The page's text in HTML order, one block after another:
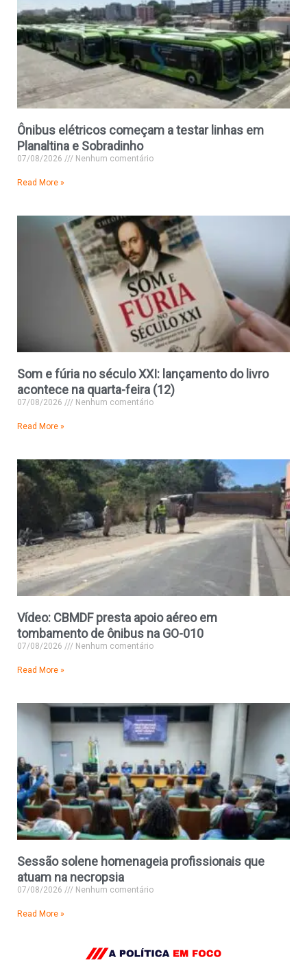
Ônibus elétricos começam a testar linhas em
Planaltina e Sobradinho
07/08/2026 Nenhum comentário
Read More »
Som e fúria no século XXI: lançamento do livro
acontece na quarta-feira (12)
07/08/2026 Nenhum comentário
Read More »
Vídeo: CBMDF presta apoio aéreo em
tombamento de ônibus na GO-010
07/08/2026 Nenhum comentário
Read More »
Sessão solene homenageia profissionais que
atuam na necropsia
07/08/2026 Nenhum comentário
Read More »